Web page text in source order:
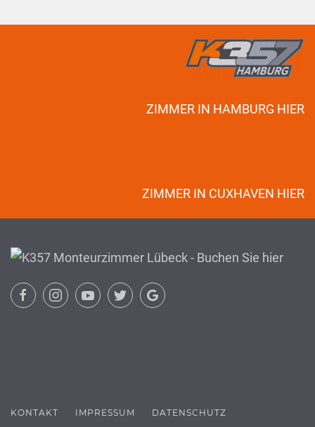
ZIMMER IN HAMBURG HIER
ZIMMER IN CUXHAVEN HIER
KONTAKT IMPRESSUM
DATENSCHUTZ